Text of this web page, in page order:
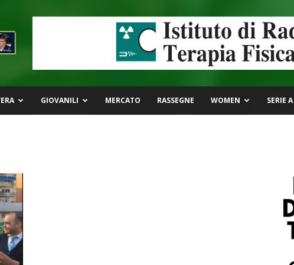
GIOVANILI MERCATO RASSEGNE WOMEN SERIE A